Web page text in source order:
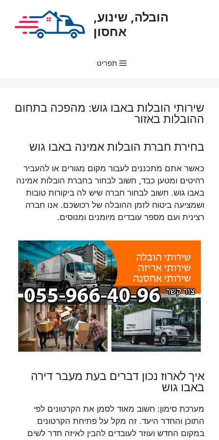
הובלה, שינוע,
אחסון
תפריט
שירותי הובלות באבו גוש: מהפכה בתחום
ההובלות באזור
בחירת חברת הובלות אמינה באבו גוש
כאשר אתם מתכננים לעבור מקום מגורים או להעביר
רהיטים ומטען כבד, חשוב לבחור בחברת הובלות אמינה
באבו גוש. חשוב לבחור חברה שיש לה ביקורות טובות
ושמציעה ביטוח לזמן ההובלה של רכושכם. אנו חברה
רצינית ועם מספר עובדים מיומנים ומנוסים.
איך לארוז נכון דברים בעת מעבר דירה
באבו גוש
מערכת סימון: חשוב מאוד לסמן את הקרטונים לפי
התוכן והחדר היעד. זה מקל על פתיחת הקרטונים
במקום החדש ועוזר לעובדים להבין לאיזה חדר לשים